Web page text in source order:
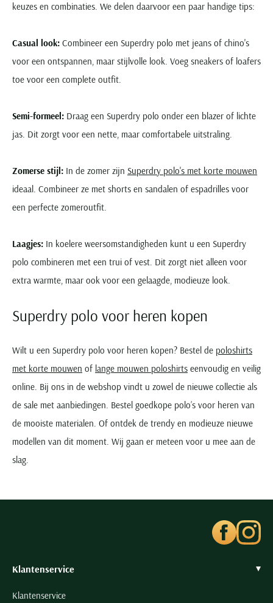
keuzes en combinaties. We delen daarvoor een paar handige tips:
Casual look: Combineer een Superdry polo met jeans of chino's
voor een ontspannen, maar stijlvolle look. Voeg sneakers of loafers
toe voor een complete outfit.
Semi-formeel: Draag een Superdry polo onder een blazer of lichte
jas. Dit zorgt voor een nette, maar comfortabele uitstraling.
Zomerse stijl: In de zomer zijn Superdry polo's met korte mouwen
ideaal. Combineer ze met shorts en sandalen of espadrilles voor
een perfecte zomeroutfit.
Laagjes: In koelere weersomstandigheden kunt u een Superdry
polo combineren met een trui of vest. Dit zorgt niet alleen voor
extra warmte, maar ook voor een gelaagde, modieuze look.
Superdry polo voor heren kopen
Wilt u een Superdry polo voor heren kopen? Bestel de poloshirts
met korte mouwen of lange mouwen poloshirts eenvoudig en veilig
online. Bij ons in de webshop vindt u zowel de nieuwe collectie als
de sale met aanbiedingen. Bestel goedkope polo’s voor heren van
de mooiste materialen. Of ontdek de trendy en modieuze nieuwe
modellen van dit moment. Wij gaan er meteen voor u mee aan de
slag.
Klantenservice
Klantenservice